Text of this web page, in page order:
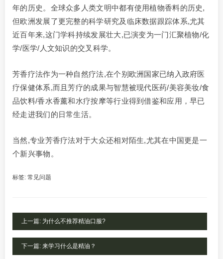
年的历史。全球众多人类文明中都有使用植物香料的历史,
但欧洲发展了更完整的科学研究及临床数据跟踪体系,尤其
近百年来,这门学科持续发展壮大,已演变为一门汇聚植物/化
学/医学/人文知识的交叉科学。
芳香疗法作为一种自然疗法,在个别欧洲国家已纳入政府医
疗保健体系,而且芳疗的成果与智慧被现代医药/美容美妆/食
品饮料/香水香薰和水疗按摩等行业得到借鉴和应用，早已
经走进我们的日常生活。
当然,专业芳香疗法对于大众还相对陌生,尤其在中国更是一
个新兴事物。
标签: 常见问题
上一篇: 为什么不推荐精油口服?
下一篇: 来学习什么是精油？